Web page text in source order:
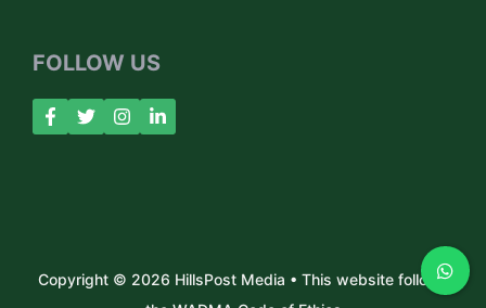
FOLLOW US
Copyright © 2026 HillsPost Media • This website follows